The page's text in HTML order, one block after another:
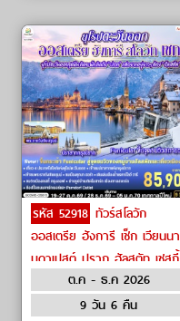
รหัส 52918 ทัวร์สโลวัก
ออสเตรีย ฮังการี เช็ก เวียนนา
บูดาเปสต์ ปราก ฮัลสตัท เชสกี้
ครุมลอฟ พระราชวังเชินบรุนน์
by Austrian Airlines
ต.ค - ธ.ค 2026
9 วัน 6 คืน